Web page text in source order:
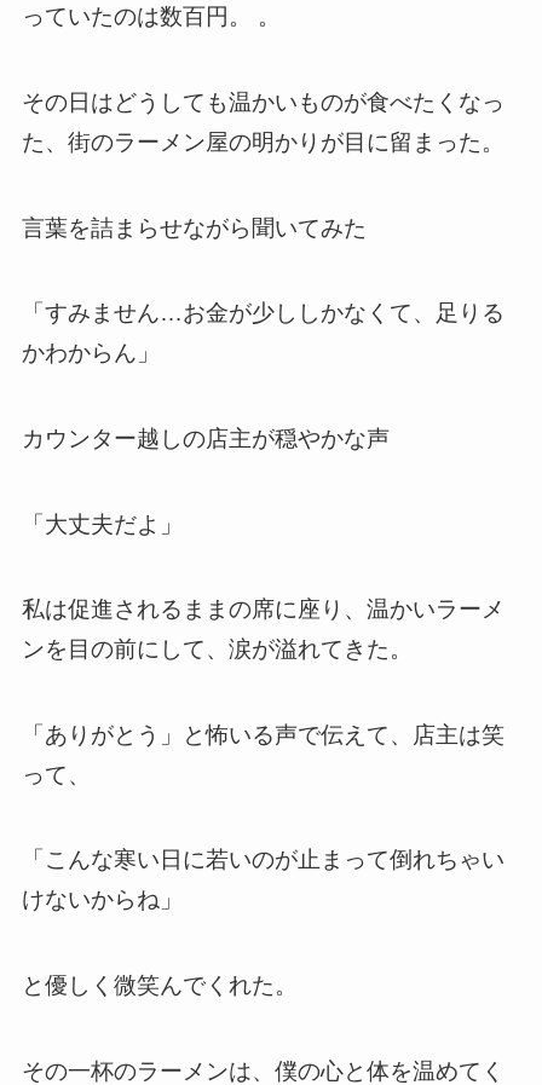
っていたのは数百円。 。
その日はどうしても温かいものが食べたくなっ
た、街のラーメン屋の明かりが目に留まった。
言葉を詰まらせながら聞いてみた
「すみません…お金が少ししかなくて、足りる
かわからん」
カウンター越しの店主が穏やかな声
「大丈夫だよ」
私は促進されるままの席に座り、温かいラーメ
ンを目の前にして、涙が溢れてきた。
「ありがとう」と怖いる声で伝えて、店主は笑
って、
「こんな寒い日に若いのが止まって倒れちゃい
けないからね」
と優しく微笑んでくれた。
その一杯のラーメンは、僕の心と体を温めてく